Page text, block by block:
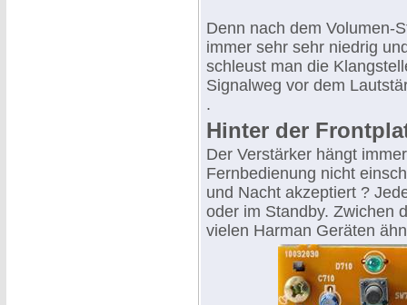
Denn nach dem Volumen-
immer sehr sehr niedrig
schleust man die
Signalweg vor dem
.
Hinter der
Der Verstärker hängt
Fernbedienung nicht
und Nacht akzeptiert ?
oder im Standby. Zwichen
vielen Harman Geräten